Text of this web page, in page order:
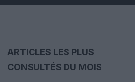
ARTICLES LES PLUS
CONSULTÉS DU MOIS